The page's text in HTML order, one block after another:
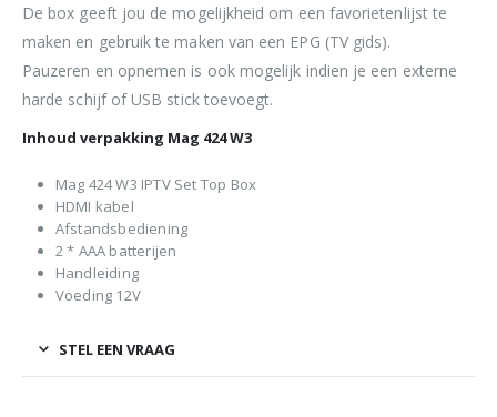
De box geeft jou de mogelijkheid om een favorietenlijst te
maken en gebruik te maken van een EPG (TV gids).
Pauzeren en opnemen is ook mogelijk indien je een externe
harde schijf of USB stick toevoegt.
Inhoud verpakking Mag 424 W3
Mag 424 W3 IPTV Set Top Box
HDMI kabel
Afstandsbediening
2 * AAA batterijen
Handleiding
Voeding 12V
STEL EEN VRAAG